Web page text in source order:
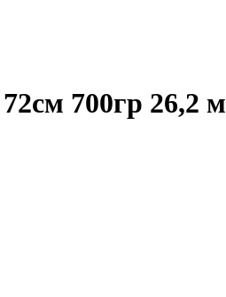
700гр 26,2 м